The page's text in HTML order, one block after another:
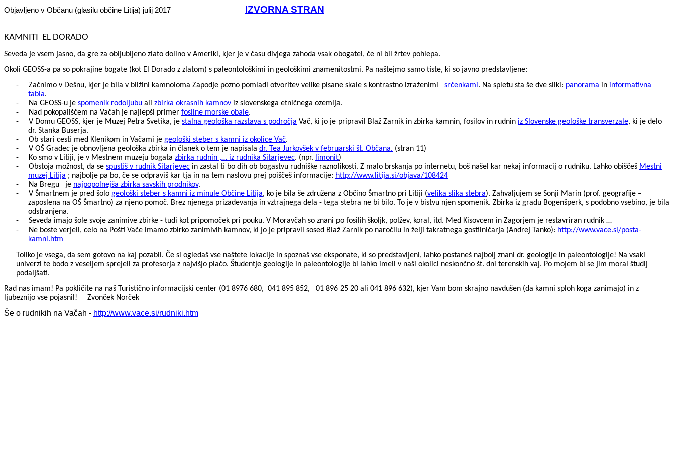
Objavljeno v Občanu (glasilu občine Litija) julij 2017 IZVORNA STRAN
KAMNITI EL DORADO
Seveda je vsem jasno, da gre za obljubljeno zlato dolino v Ameriki, kjer je v času divjega zahoda vsak obogatel, če ni bil žrtev pohlepa.
Okoli GEOSS-a pa so pokrajine bogate (kot El
Dorado z zlatom) s paleontološkimi in geološkimi znamenitostmi. Pa naštejmo samo tiste, ki so javno predstavljene:
-
Začnimo v Dešnu, kjer je bila v bližini kamnoloma Zapodje pozno pomladi otvoritev velike pisane skale s kontrastno izraženimi srčenkami. Na spletu sta še dve sliki: panorama in informativna
tabla.
-
Na GEOSS-u je spomenik rodoljubu ali zbirka okrasnih kamnov iz slovenskega etničnega ozemlja.
-
Nad pokopališčem na Vačah je najlepši primer fosilne morske obale.
-
V Domu GEOSS, kjer je Muzej Petra Svetika, je stalna geološka razstava s področja Vač, ki jo je pripravil Blaž Zarnik in zbirka kamnin, fosilov in rudnin iz Slovenske geološke transverzale, ki je delo
dr. Stanka Buserja.
-
Ob stari cesti med Klenikom in Vačami je geološki steber s kamni iz okolice Vač.
-
V OŠ Gradec je obnovljena geološka zbirka in članek o tem je napisala dr. Tea Jurkovšek v februarski št. Občana. (stran 11)
-
Ko smo v Litiji, je v Mestnem muzeju bogata zbirka rudnin ,… iz rudnika Sitarjevec. (npr. limonit)
-
Obstoja možnost, da se spustiš v rudnik Sitarjevec in zastal ti bo dih ob bogastvu rudniške raznolikosti. Z malo brskanja po internetu, boš našel kar nekaj informacij o rudniku. Lahko obiščeš Mestni
muzej Litija ; najbolje pa bo, če se odpraviš kar tja in na tem naslovu prej poiščeš informacije: http://www.litija.si/objava/108424
-
Na Bregu je najpopolnejša zbirka savskih prodnikov.
-
V Šmartnem je pred šolo geološki steber s kamni iz minule Občine Litija, ko je bila še združena z Občino Šmartno pri Litiji (velika slika stebra). Zahvaljujem se Sonji Marin (prof. geografije –
zaposlena na OŠ Šmartno) za njeno pomoč. Brez njenega prizadevanja in vztrajnega dela - tega stebra ne bi bilo. To je v bistvu njen spomenik. Zbirka iz gradu Bogenšperk, s podobno vsebino, je bila
odstranjena.
-
Seveda imajo šole svoje zanimive zbirke - tudi kot pripomoček pri pouku. V Moravčah so znani po fosilih školjk, polžev, koral, itd. Med Kisovcem in Zagorjem je restavriran rudnik …
-
Ne boste verjeli, celo na Pošti Vače imamo zbirko zanimivih kamnov, ki jo je pripravil sosed Blaž Zarnik po naročilu in želji takratnega gostilničarja (Andrej Tanko): http://www.vace.si/posta-
kamni.htm
Toliko je vsega, da sem gotovo na kaj pozabil. Če si ogledaš vse naštete lokacije in spoznaš vse eksponate, ki so predstavljeni, lahko postaneš najbolj znani dr. geologije in paleontologije! Na vsaki
univerzi te bodo z veseljem sprejeli za profesorja z najvišjo plačo. Študentje geologije in paleontologije bi lahko imeli v naši okolici neskončno št. dni terenskih vaj. Po mojem bi se jim moral študij
podaljšati.
Rad nas imam! Pa pokličite na naš Turistično informacijski center (01 8976 680, 041 895 852, 01 896 25 20 ali 041 896 632), kjer Vam bom skrajno navdušen (da kamni sploh koga zanimajo) in z
ljubeznijo vse pojasnil!
Zvonček Norček
Še o rudnikih na Vačah - http://www.vace.si/rudniki.htm